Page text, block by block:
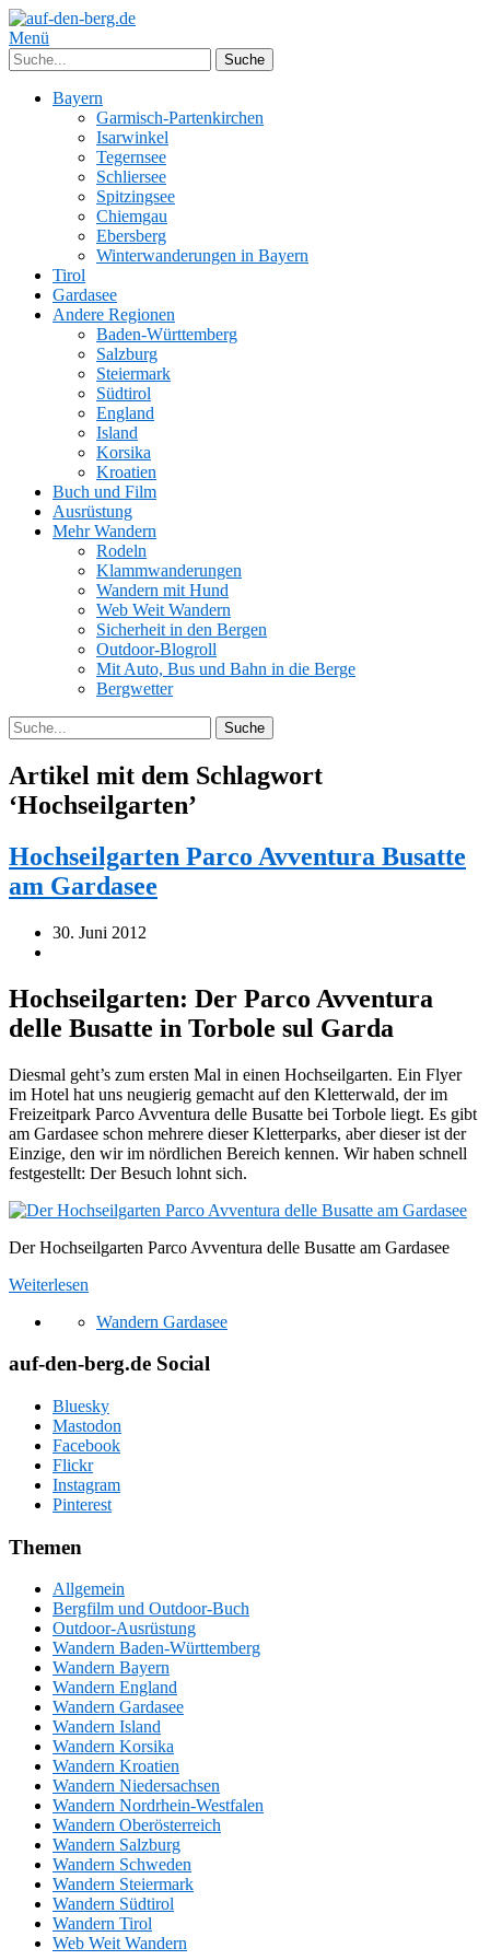
Menü
Bayern
Garmisch-Partenkirchen
Isarwinkel
Tegernsee
Schliersee
Spitzingsee
Chiemgau
Ebersberg
Winterwanderungen in Bayern
Tirol
Gardasee
Andere Regionen
Baden-Württemberg
Salzburg
Steiermark
Südtirol
England
Island
Korsika
Kroatien
Buch und Film
Ausrüstung
Mehr Wandern
Rodeln
Klammwanderungen
Wandern mit Hund
Web Weit Wandern
Sicherheit in den Bergen
Outdoor-Blogroll
Mit Auto, Bus und Bahn in die Berge
Bergwetter
Artikel mit dem Schlagwort
‘Hochseilgarten’
Hochseilgarten Parco Avventura Busatte
am Gardasee
30. Juni 2012
Hochseilgarten: Der Parco Avventura
delle Busatte in Torbole sul Garda
Diesmal geht’s zum ersten Mal in einen Hochseilgarten. Ein Flyer
im Hotel hat uns neugierig gemacht auf den Kletterwald, der im
Freizeitpark Parco Avventura delle Busatte bei Torbole liegt. Es gibt
am Gardasee schon mehrere dieser Kletterparks, aber dieser ist der
Einzige, den wir im nördlichen Bereich kennen. Wir haben schnell
festgestellt: Der Besuch lohnt sich.
Der Hochseilgarten Parco Avventura delle Busatte am Gardasee
Weiterlesen
Wandern Gardasee
auf-den-berg.de Social
Bluesky
Mastodon
Facebook
Flickr
Instagram
Pinterest
Themen
Allgemein
Bergfilm und Outdoor-Buch
Outdoor-Ausrüstung
Wandern Baden-Württemberg
Wandern Bayern
Wandern England
Wandern Gardasee
Wandern Island
Wandern Korsika
Wandern Kroatien
Wandern Niedersachsen
Wandern Nordrhein-Westfalen
Wandern Oberösterreich
Wandern Salzburg
Wandern Schweden
Wandern Steiermark
Wandern Südtirol
Wandern Tirol
Web Weit Wandern